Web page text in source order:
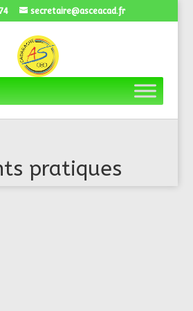
secretaire@asceacad.fr
pratiques